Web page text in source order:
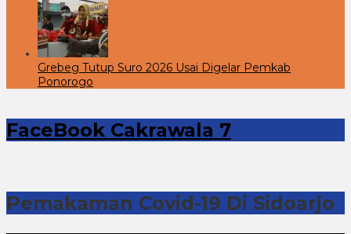
Grebeg Tutup Suro 2026 Usai Digelar Pemkab
Ponorogo
FaceBook Cakrawala 7
Pemakaman Covid-19 Di Sidoarjo